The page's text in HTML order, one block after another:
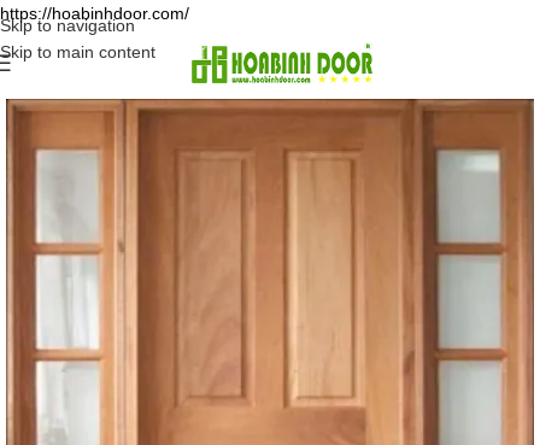
https://hoabinhdoor.com/
Skip to navigation
Skip to main content